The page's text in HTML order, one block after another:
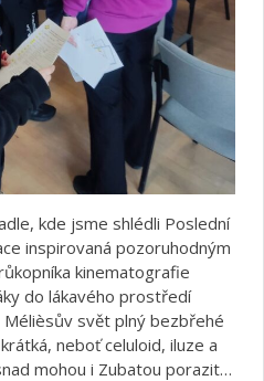
kde jsme shlédli Poslední
inspirovaná pozoruhodným
kinematografie
do lákavého prostředí
svět plný bezbřehé
neboť celuloid, iluze a
mohou i Zubatou porazit…